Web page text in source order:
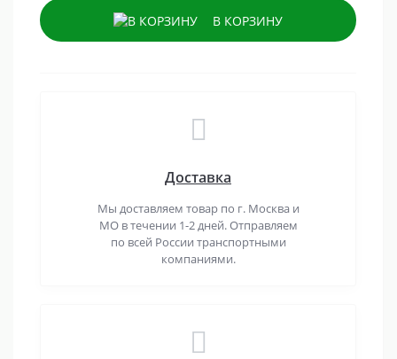
В КОРЗИНУ
Доставка
Мы доставляем товар по г. Москва и
МО в течении 1-2 дней. Отправляем
по всей России транспортными
компаниями.